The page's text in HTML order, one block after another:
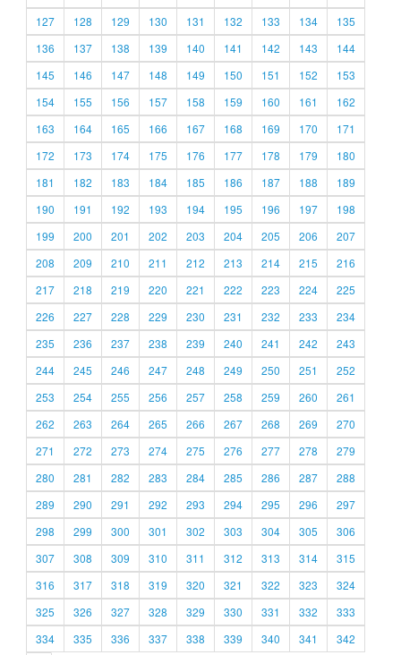
127
128 129 130 131 132 133 134
135
136
137 138 139 140 141 142 143
144
145
146 147 148 149 150 151 152
153
154
155 156 157 158 159 160 161
162
163
164 165 166 167 168 169 170
171
172
173 174 175 176 177 178 179
180
181
182 183 184 185 186 187 188
189
190
191 192 193 194 195 196 197
198
199
200 201 202 203 204 205 206
207
208
209 210 211 212 213 214 215
216
217
218 219 220 221 222 223 224
225
226
227 228 229 230 231 232 233
234
235
236 237 238 239 240 241 242
243
244
245 246 247 248 249 250 251
252
253
254 255 256 257 258 259 260
261
262
263 264 265 266 267 268 269
270
271
272 273 274 275 276 277 278
279
280
281 282 283 284 285 286 287
288
289
290 291 292 293 294 295 296
297
298
299 300 301 302 303 304 305
306
307
308 309 310 311 312 313 314
315
316
317 318 319 320 321 322 323
324
325
326 327 328 329 330 331 332
333
334
335 336 337 338 339 340 341 342